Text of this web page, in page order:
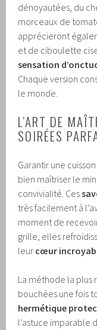
dénoyautées, du
morceaux de
apprécieront
et de ciboulette
sensation
Chaque version
le monde.
L’ART DE
SOIRÉES
Garantir une
bien maîtriser le
convivialité. Ces
très facilement à
moment de
grille, elles
leur cœur
La méthode la plus
bouchées une fois
hermétique
l’astuce imparable